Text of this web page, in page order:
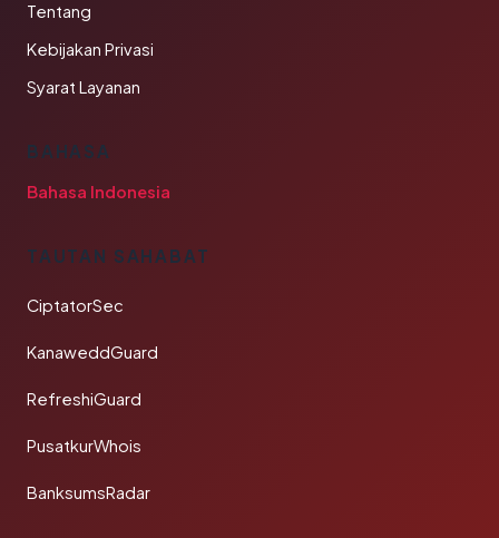
Tentang
Kebijakan Privasi
Syarat Layanan
BAHASA
Bahasa Indonesia
TAUTAN SAHABAT
CiptatorSec
KanaweddGuard
RefreshiGuard
PusatkurWhois
BanksumsRadar